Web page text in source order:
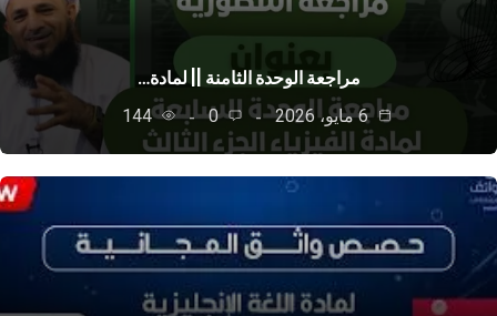
مراجعة الوحدة الثامنة || لمادة…
0
144